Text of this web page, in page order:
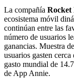
La compañía Rocket
ecosistema móvil
continúan entre las
número de usuarios
ganancias. Muestra
usuarios gasten
gasto mundial de
de App Annie.